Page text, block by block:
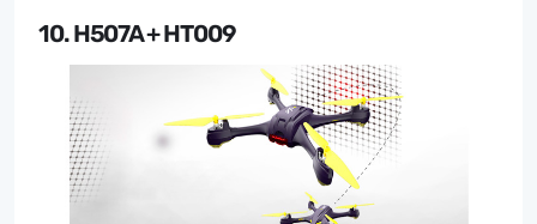
10. H507A + HT009